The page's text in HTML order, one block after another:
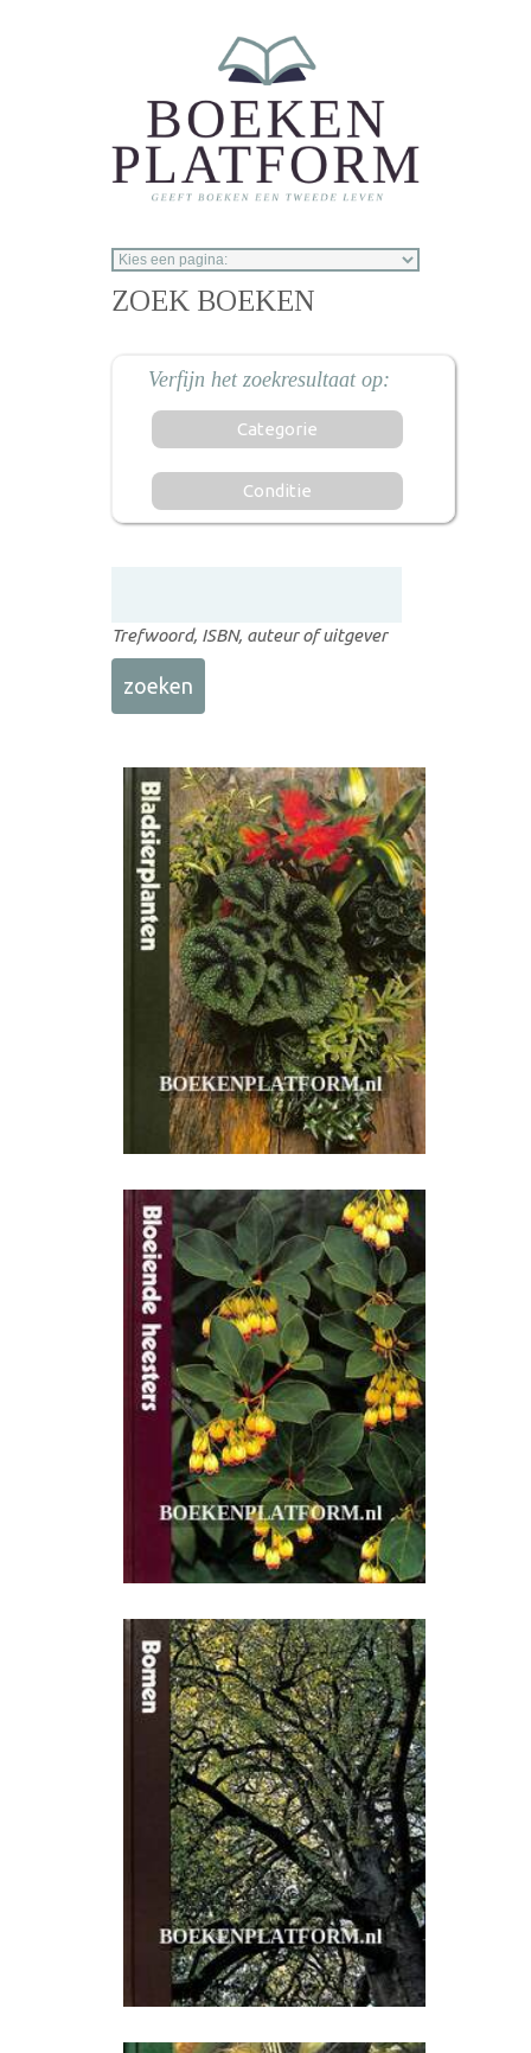
ZOEK BOEKEN
Categorie
Conditie
Trefwoord, ISBN, auteur of uitgever